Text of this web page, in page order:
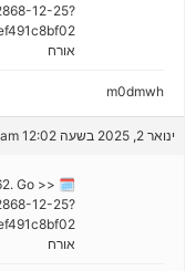
12-25?
🔒
אורח
m0dmwh
ינואר 2, 2025 בשעה 12:02 am
Go >>
12-25?
🗓
אורח